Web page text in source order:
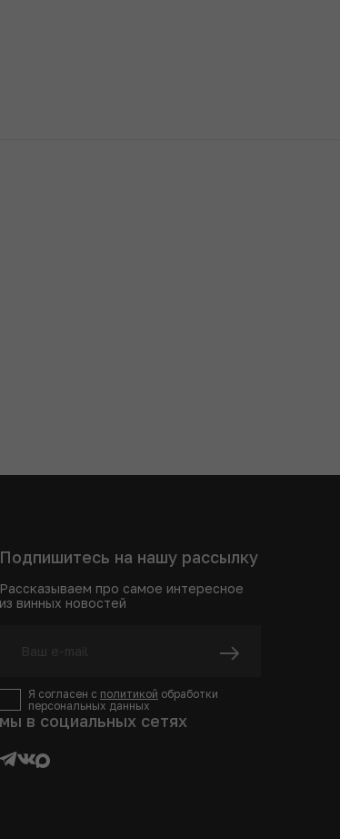
Подпишитесь на нашу рассылку
Рассказываем про самое интересное
из винных новостей
Я согласен с политикой обработки
персональных данных
мы в социальных сетях